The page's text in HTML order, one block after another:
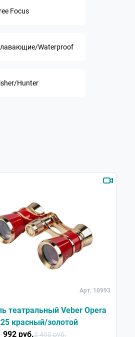
Focus
Waterproof
Hunter
Арт. 10993
театральный Veber Opera
красный/золотой
992 руб.2 490 руб.